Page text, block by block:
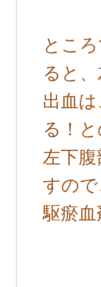
とこ
ると
出血
る！と
左下
すので
駆瘀